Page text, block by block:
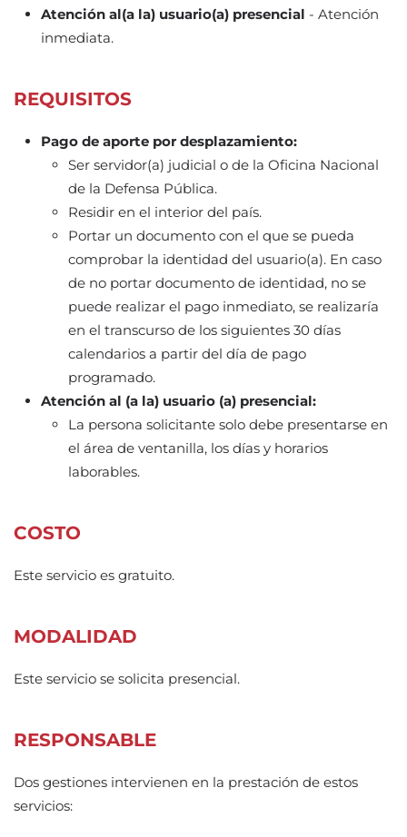
Atención al(a la) usuario(a) presencial - Atención
inmediata.
REQUISITOS
Pago de aporte por desplazamiento:
Ser servidor(a) judicial o de la Oficina Nacional
de la Defensa Pública.
Residir en el interior del país.
Portar un documento con el que se pueda
comprobar la identidad del usuario(a). En caso
de no portar documento de identidad, no se
puede realizar el pago inmediato, se realizaría
en el transcurso de los siguientes 30 días
calendarios a partir del día de pago
programado.
Atención al (a la) usuario (a) presencial:
La persona solicitante solo debe presentarse en
el área de ventanilla, los días y horarios
laborables.
COSTO
Este servicio es gratuito.
MODALIDAD
Este servicio se solicita presencial.
RESPONSABLE
Dos gestiones intervienen en la prestación de estos
servicios: